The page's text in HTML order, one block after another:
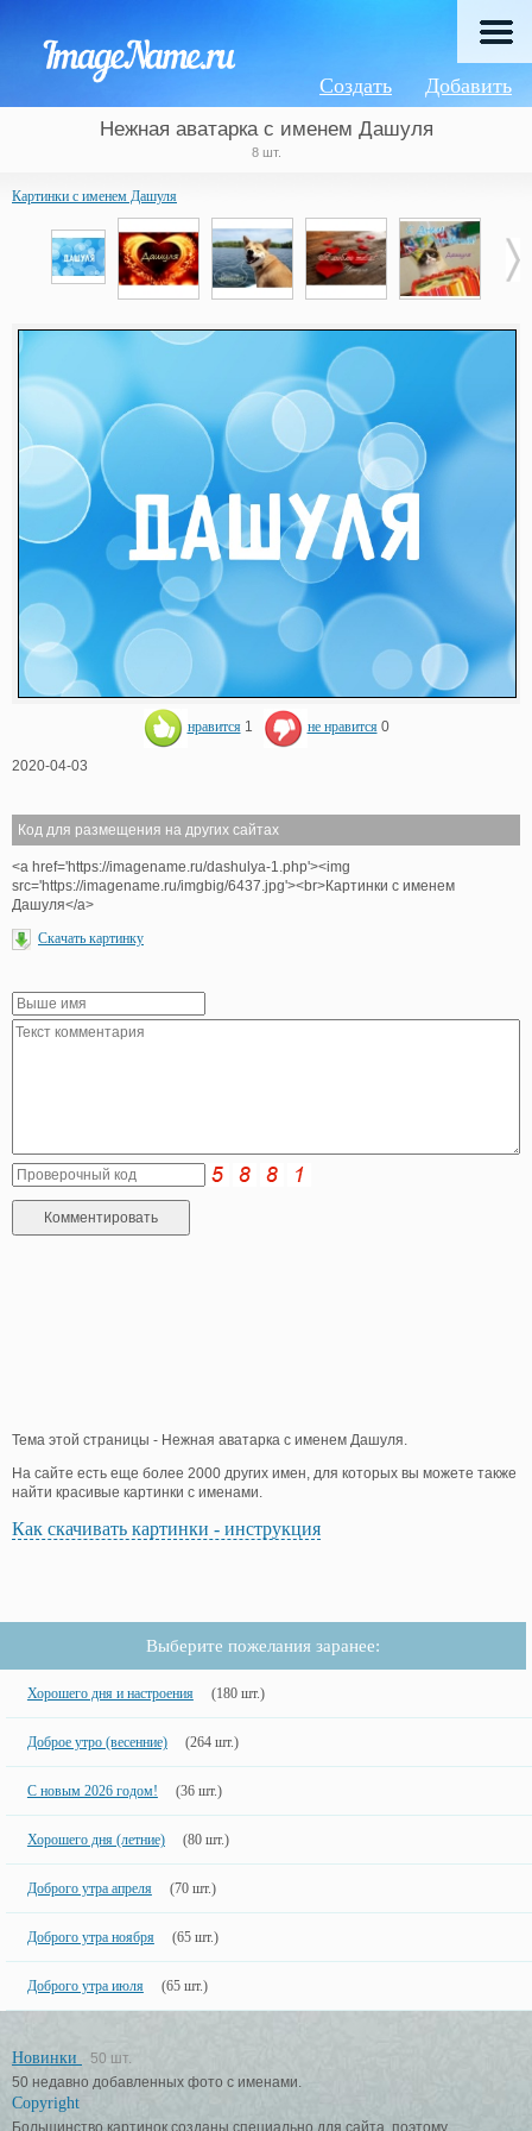
Добавить
Создать
Нежная аватарка с именем Дашуля
8 шт.
Картинки с именем Дашуля
нравится 1 не нравится 0
2020-04-03
Код для размещения на других сайтах
<a href='https://imagename.ru/dashulya-1.php'><img
src='https://imagename.ru/imgbig/6437.jpg'><br>Картинки с именем
Дашуля</a>
Скачать картинку
Тема этой страницы - Нежная аватарка с именем Дашуля.
На сайте есть еще более 2000 других имен, для которых вы можете также
найти красивые картинки с именами.
Как скачивать картинки - инструкция
Выберите пожелания заранее:
Хорошего дня и настроения (180 шт.)
Доброе утро (весенние) (264 шт.)
С новым 2026 годом! (36 шт.)
Хорошего дня (летние) (80 шт.)
Доброго утра апреля (70 шт.)
Доброго утра ноября (65 шт.)
Доброго утра июля (65 шт.)
Новинки
50 шт.
50 недавно добавленных фото с именами.
Copyright